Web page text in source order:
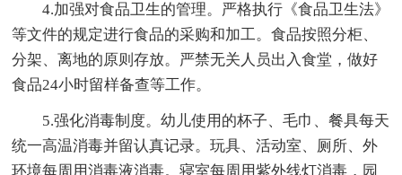
4.加强对食品卫生的管理。严格执行《食品卫生法》
等文件的规定进行食品的采购和加工。食品按照分柜、
分架、离地的原则存放。严禁无关人员出入食堂，做好
食品24小时留样备查等工作。
5.强化消毒制度。幼儿使用的杯子、毛巾、餐具每天
统一高温消毒并留认真记录。玩具、活动室、厕所、外
环境每周用消毒液消毒。寝室每周用紫外线灯消毒，园